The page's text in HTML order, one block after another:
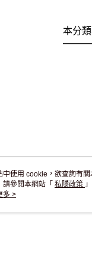
本分
中使用 cookie，欲查詢有
請參閱本網站「 私隱政策
。
多 >